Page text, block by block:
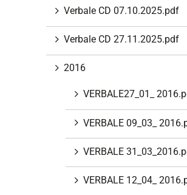
Verbale CD 07.10.2025.pdf
Verbale CD 27.11.2025.pdf
2016
VERBALE27_01_
VERBALE 09_03_
VERBALE
VERBALE 12_04_